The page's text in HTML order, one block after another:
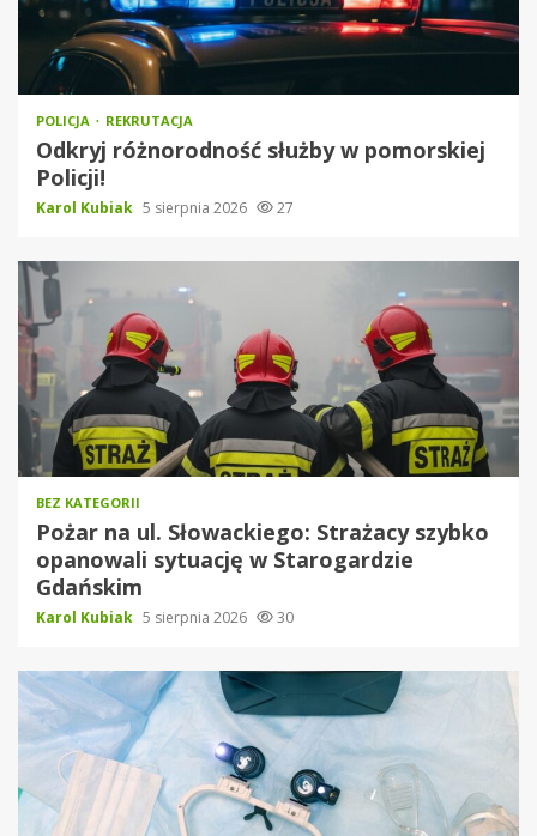
POLICJA REKRUTACJA
Odkryj różnorodność służby w pomorskiej
Policji!
Karol Kubiak 5 sierpnia 2026 27
BEZ KATEGORII
Pożar na ul. Słowackiego: Strażacy szybko
opanowali sytuację w Starogardzie
Gdańskim
Karol Kubiak 5 sierpnia 2026 30